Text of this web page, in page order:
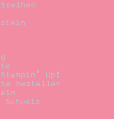
Up!
bestellen